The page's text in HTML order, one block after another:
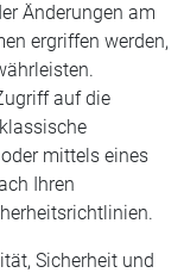
Änderungen am
ergriffen werden,
auf die
mittels eines
Ihren
Sicherheit und